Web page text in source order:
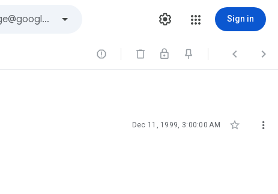
Sign in
  
Dec 11, 1999, 3:00:00 AM  